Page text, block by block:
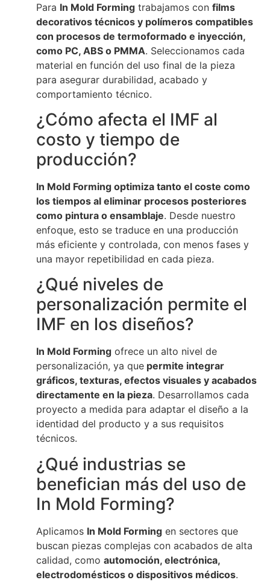
Para In Mold Forming trabajamos con films
decorativos técnicos y polímeros compatibles
con procesos de termoformado e inyección,
como PC, ABS o PMMA. Seleccionamos cada
material en función del uso final de la pieza
para asegurar durabilidad, acabado y
comportamiento técnico.
¿Cómo afecta el IMF al
costo y tiempo de
producción?
In Mold Forming optimiza tanto el coste como
los tiempos al eliminar procesos posteriores
como pintura o ensamblaje. Desde nuestro
enfoque, esto se traduce en una producción
más eficiente y controlada, con menos fases y
una mayor repetibilidad en cada pieza.
¿Qué niveles de
personalización permite el
IMF en los diseños?
In Mold Forming ofrece un alto nivel de
personalización, ya que permite integrar
gráficos, texturas, efectos visuales y acabados
directamente en la pieza. Desarrollamos cada
proyecto a medida para adaptar el diseño a la
identidad del producto y a sus requisitos
técnicos.
¿Qué industrias se
benefician más del uso de
In Mold Forming?
Aplicamos In Mold Forming en sectores que
buscan piezas complejas con acabados de alta
calidad, como automoción, electrónica,
electrodomésticos o dispositivos médicos.